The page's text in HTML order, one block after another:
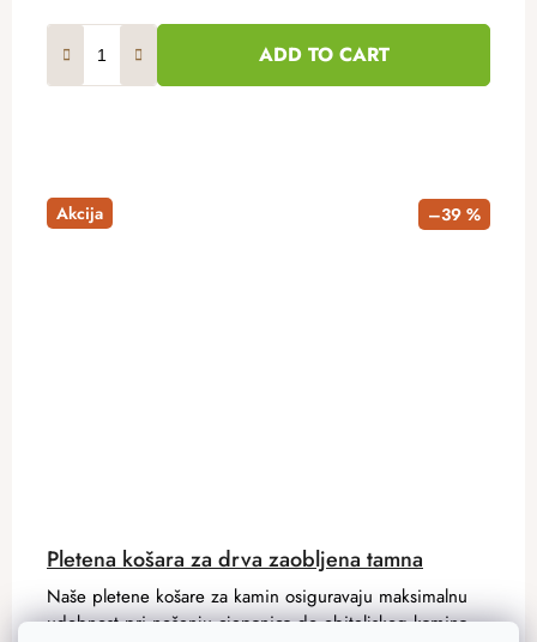
ADD TO CART
Akcija –39 %
Pletena košara za drva zaobljena tamna
Naše pletene košare za kamin osiguravaju maksimalnu
udobnost pri nošenju cjepanica do obiteljskog kamina.